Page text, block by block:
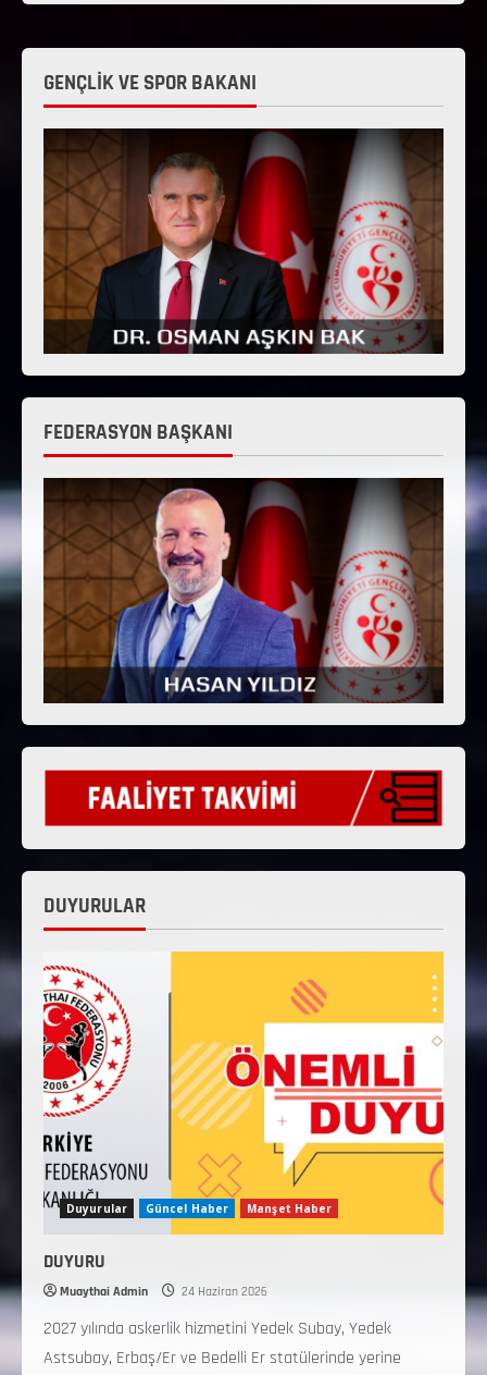
GENÇLİK VE SPOR BAKANI
FEDERASYON BAŞKANI
DUYURULAR
Duyurular Güncel Haber Manşet Haber
DUYURU
Muaythai Admin 24 Haziran 2026
2027 yılında askerlik hizmetini Yedek Subay, Yedek
Astsubay, Erbaş/Er ve Bedelli Er statülerinde yerine